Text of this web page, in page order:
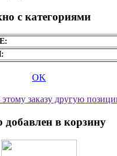
с категориями
OK
этому заказу другую
добавлен в корзину